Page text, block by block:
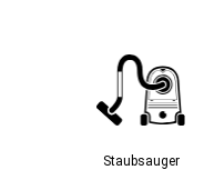
Staubsauger­